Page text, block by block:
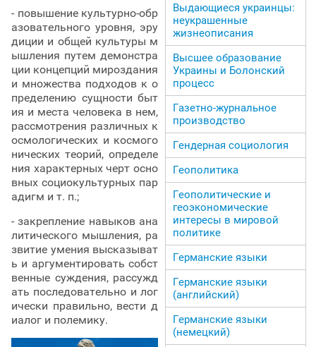
- повышение культурно-обр
азовательного уровня, эру
диции и общей культуры м
ышления путем демонстра
ции концепций мироздания
и множества подходов к о
пределению сущности быт
ия и места человека в нем,
рассмотрения различных к
осмологических и космого
нических теорий, определе
ния характерных черт осно
вных социокультурных пар
адигм и т. п.;
- закрепление навыков ана
литического мышления, ра
звитие умения высказыват
ь и аргументировать собст
венные суждения, рассужд
ать последовательно и лог
ически правильно, вести д
иалог и полемику.
Выдающиеся украинцы:
неукрашенные
жизнеописания
Высшее образование
Украины и Болонский
процесс
Газетно-журнальное
производство
Гендерная социология
Геополитика
Геополитические и
геоэкономические
интересы в мировой
политике
Германские языки
Германские языки
(английский)
Германские языки
(немецкий)